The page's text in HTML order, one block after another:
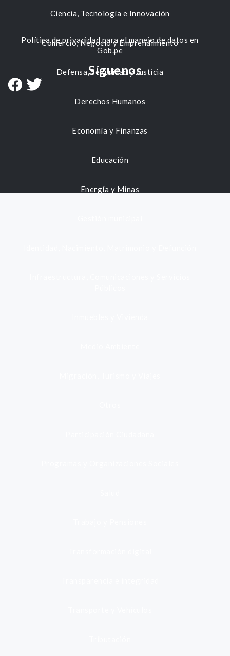
Ciencia, Tecnología e Innovación
Comercio, Negocio y Emprendimiento
Defensa, Seguridad y Justicia
Derechos Humanos
Economía y Finanzas
Educación
Energía y Minas
Política de privacidad para el manejo de datos en
Gob.pe
Síguenos